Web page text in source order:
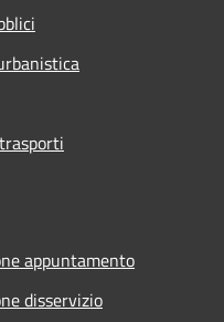
appuntamento
disservizio